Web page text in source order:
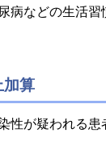
病などの生活
加算
性が疑われる患